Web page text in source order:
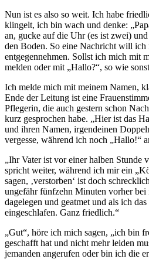
Nun ist es also so weit. Ich habe
klingelt, ich bin wach und denke:
an, gucke auf die Uhr (es ist zwei)
den Boden. So eine Nachricht will ich
entgegennehmen. Sollst ich mich mit
melden oder mit „Hallo?“, so wie
Ich melde mich mit meinem Namen,
Ende der Leitung ist eine
Pflegerin, die auch gestern schon
kurz gesprochen habe. „Hier ist das
und ihren Namen, irgendeinen
vergesse, während ich noch „Hallo!“
„Ihr Vater ist vor einer halben Stunde
spricht weiter, während ich mir ein
sagen, ‚verstorben‘ ist doch
ungefähr fünfzehn Minuten vorher bei
dagelegen und geatmet und als ich
eingeschlafen. Ganz friedlich.“
„Gut“, höre ich mich sagen, „ich bin
geschafft hat und nicht mehr leiden
jemanden angerufen oder bin ich die